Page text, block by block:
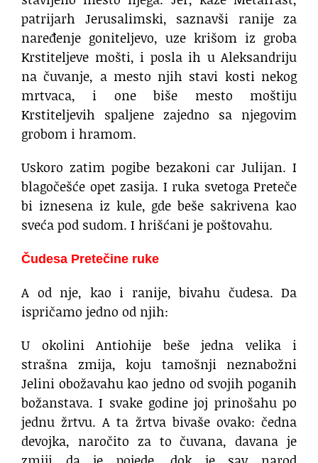
patrijarh Jerusalimski, saznavši ranije za
naređenje goniteljevo, uze krišom iz groba
Krstiteljeve mošti, i posla ih u Aleksandriju
na čuvanje, a mesto njih stavi kosti nekog
mrtvaca, i one biše mesto moštiju
Krstiteljevih spaljene zajedno sa njegovim
grobom i hramom.
Uskoro zatim pogibe bezakoni car Julijan. I
blagočešće opet zasija. I ruka svetoga Preteče
bi iznesena iz kule, gde beše sakrivena kao
sveća pod sudom. I hrišćani je poštovahu.
Čudesa Pretečine ruke
A od nje, kao i ranije, bivahu čudesa. Da
ispričamo jedno od njih:
U okolini Antiohije beše jedna velika i
strašna zmija, koju tamošnji neznabožni
Jelini obožavahu kao jedno od svojih poganih
božanstava. I svake godine joj prinošahu po
jednu žrtvu. A ta žrtva bivaše ovako: čedna
devojka, naročito za to čuvana, davana je